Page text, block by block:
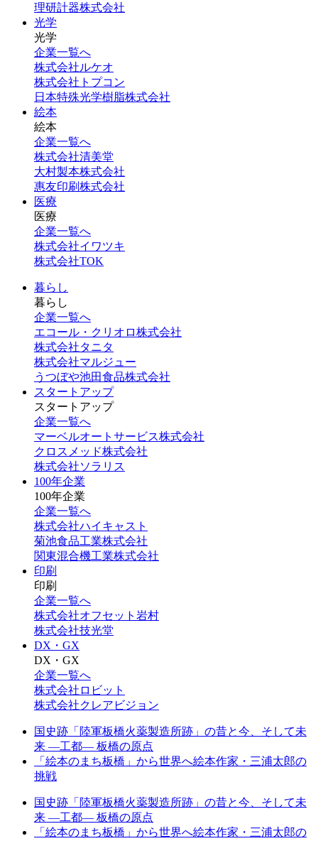
理研計器株式会社
光学
光学
企業一覧へ
株式会社ルケオ
株式会社トプコン
日本特殊光学樹脂株式会社
絵本
絵本
企業一覧へ
株式会社清美堂
大村製本株式会社
惠友印刷株式会社
医療
医療
企業一覧へ
株式会社イワツキ
株式会社TOK
暮らし
暮らし
企業一覧へ
エコール・クリオロ株式会社
株式会社タニタ
株式会社マルジュー
うつぼや池田食品株式会社
スタートアップ
スタートアップ
企業一覧へ
マーベルオートサービス株式会社
クロスメッド株式会社
株式会社ソラリス
100年企業
100年企業
企業一覧へ
株式会社ハイキャスト
菊池食品工業株式会社
関東混合機工業株式会社
印刷
印刷
企業一覧へ
株式会社オフセット岩村
株式会社技光堂
DX・GX
DX・GX
企業一覧へ
株式会社ロビット
株式会社クレアビジョン
国史跡「陸軍板橋火薬製造所跡」の昔と今、そして未
来 —工都— 板橋の原点
「絵本のまち板橋」から世界へ絵本作家・三浦太郎の
挑戦
国史跡「陸軍板橋火薬製造所跡」の昔と今、そして未
来 —工都— 板橋の原点
「絵本のまち板橋」から世界へ絵本作家・三浦太郎の